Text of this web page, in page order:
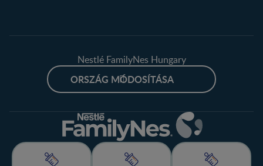
Nestlé FamilyNes Hungary
ORSZÁG MÓDOSÍTÁSA